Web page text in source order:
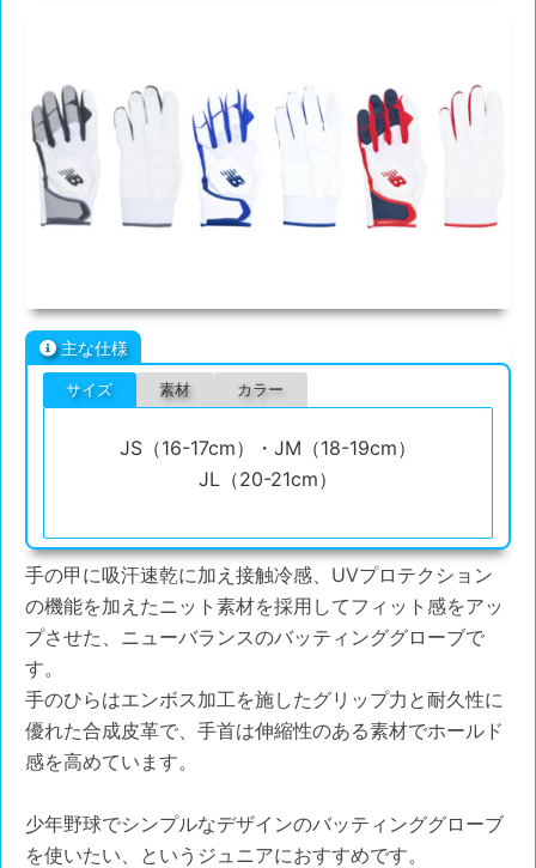
主な仕様
サイズ 素材 カラー
JS（16-17cm）・JM（18-19cm）
JL（20-21cm）
手の甲に吸汗速乾に加え接触冷感、UVプロテクション
の機能を加えたニット素材を採用してフィット感をアッ
プさせた、ニューバランスのバッティンググローブで
す。
手のひらはエンボス加工を施したグリップ力と耐久性に
優れた合成皮革で、手首は伸縮性のある素材でホールド
感を高めています。
少年野球でシンプルなデザインのバッティンググローブ
を使いたい、というジュニアにおすすめです。